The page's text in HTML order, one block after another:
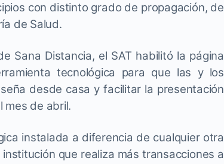
con distinto grado de propagación, de
de Salud.
Sana Distancia, el SAT habilitó la página
tecnológica para que las y los
desde casa y facilitar la presentación
mes de abril.
instalada a diferencia de cualquier otra
que realiza más transacciones a